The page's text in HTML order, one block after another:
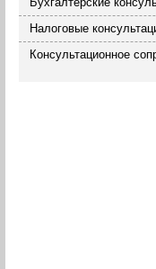
Налоговые
Консультационное